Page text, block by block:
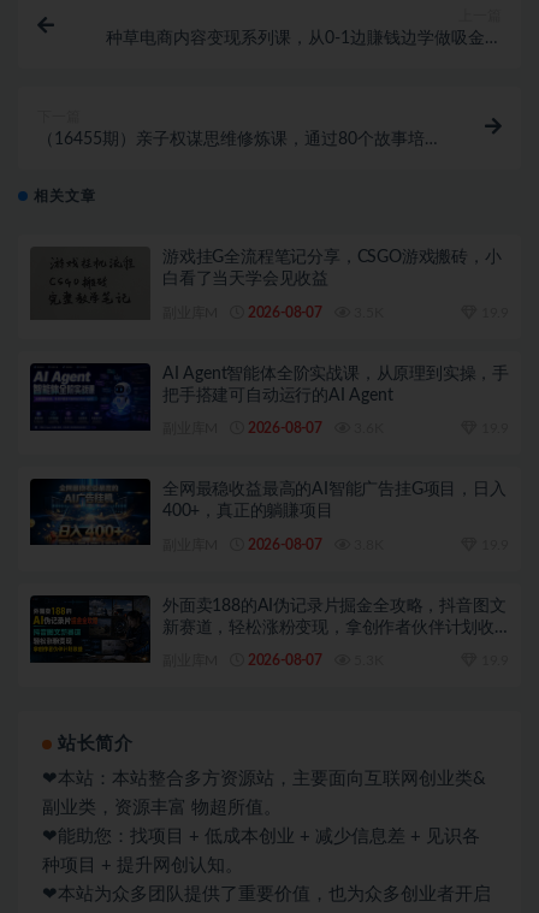
种草电商内容变现系列课，从0-1边賺钱边学做吸金的
（16455期）亲子权谋思维修炼课，通过80个故事培养
相关文章
游戏挂G全流程笔记分享，CSGO游戏搬砖，小
白看了当天学会见收益
2026-08-07
AI Agent智能体全阶实战课，从原理到实操，手
把手搭建可自动运行的AI Agent
2026-08-07
全网最稳收益最高的AI智能广告挂G项目，日入
400+，真正的躺賺项目
2026-08-07
外面卖188的AI伪记录片掘金全攻略，抖音图文
新赛道，轻松涨粉变现，拿创作者伙伴计划收
2026-08-07
站长简介
❤本站：本站整合多方资源站，主要面向互联网创业类&
副业类，资源丰富 物超所值。
❤能助您：找项目 + 低成本创业 + 减少信息差 + 见识各
种项目 + 提升网创认知。
❤本站为众多团队提供了重要价值，也为众多创业者开启